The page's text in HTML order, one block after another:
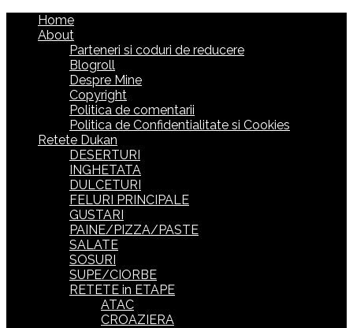
Home
About
Parteneri si coduri de reducere
Blogroll
Despre Mine
Copyright
Politica de comentarii
Politica de Confidentialitate si Cookies
Retete Dukan
DESERTURI
INGHETATA
DULCETURI
FELURI PRINCIPALE
GUSTARI
PAINE/PIZZA/PASTE
SALATE
SOSURI
SUPE/CIORBE
RETETE in ETAPE
ATAC
CROAZIERA